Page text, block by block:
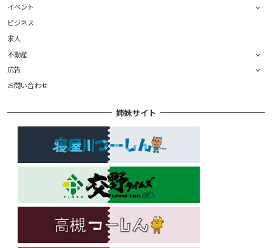
イベント
ビジネス
求人
不動産
広告
お問い合わせ
姉妹サイト